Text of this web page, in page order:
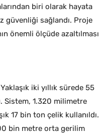
biri olarak hayata
güvenliği sağlandı. Proje
önemli ölçüde azaltılması
iki yıllık sürede 55
Sistem, 1.320 milimetre
17 bin ton çelik kullanıldı.
bin metre orta gerilim